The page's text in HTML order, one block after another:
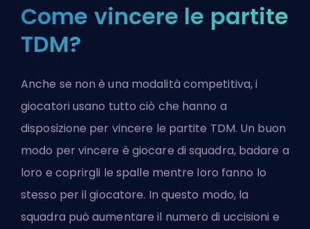
Come vincere le partite
TDM?
Anche se non è una modalità competitiva, i
giocatori usano tutto ciò che hanno a
disposizione per vincere le partite TDM. Un buon
modo per vincere è giocare di squadra, badare a
loro e coprirgli le spalle mentre loro fanno lo
stesso per il giocatore. In questo modo, la
squadra può aumentare il numero di uccisioni e